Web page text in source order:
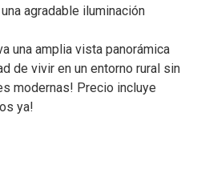
agradable iluminación
una amplia vista panorámica
de vivir en un entorno rural sin
modernas! Precio incluye
ya!